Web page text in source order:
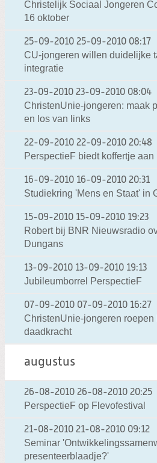
Christelijk Sociaal Jongeren
16 oktober
25-09-2010 25-09-2010 08:17
CU-jongeren willen duidelijke
integratie
23-09-2010 23-09-2010 08:04
ChristenUnie-jongeren: maak
en los van links
22-09-2010 22-09-2010 20:48
PerspectieF biedt koffertje aan
16-09-2010 16-09-2010 20:31
Studiekring 'Mens en Staat' in
15-09-2010 15-09-2010 19:23
Robert bij BNR Nieuwsradio
Dungans
13-09-2010 13-09-2010 19:13
Jubileumborrel PerspectieF
07-09-2010 07-09-2010 16:27
ChristenUnie-jongeren roepen
daadkracht
augustus
26-08-2010 26-08-2010 20:25
PerspectieF op Flevofestival
21-08-2010 21-08-2010 09:12
Seminar
presenteerblaadje?'